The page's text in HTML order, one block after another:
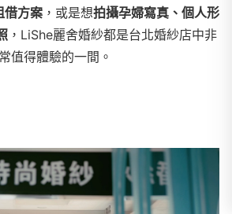
借方案 ，或是想拍攝孕婦寫真、個人形
，LiShe麗舍婚紗都是台北婚紗店中非
常值得體驗的一間。